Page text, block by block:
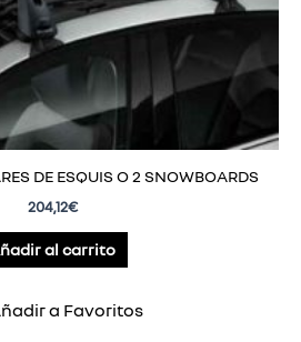
DE ESQUIS O 2 SNOWBOARDS
204,12€
al carrito
a Favoritos